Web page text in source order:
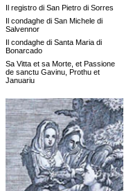
Il registro di San Pietro di Sorres
Il condaghe di San Michele di
Salvennor
Il condaghe di Santa Maria di
Bonarcado
Sa Vitta et sa Morte, et Passione
de sanctu Gavinu, Prothu et
Januariu